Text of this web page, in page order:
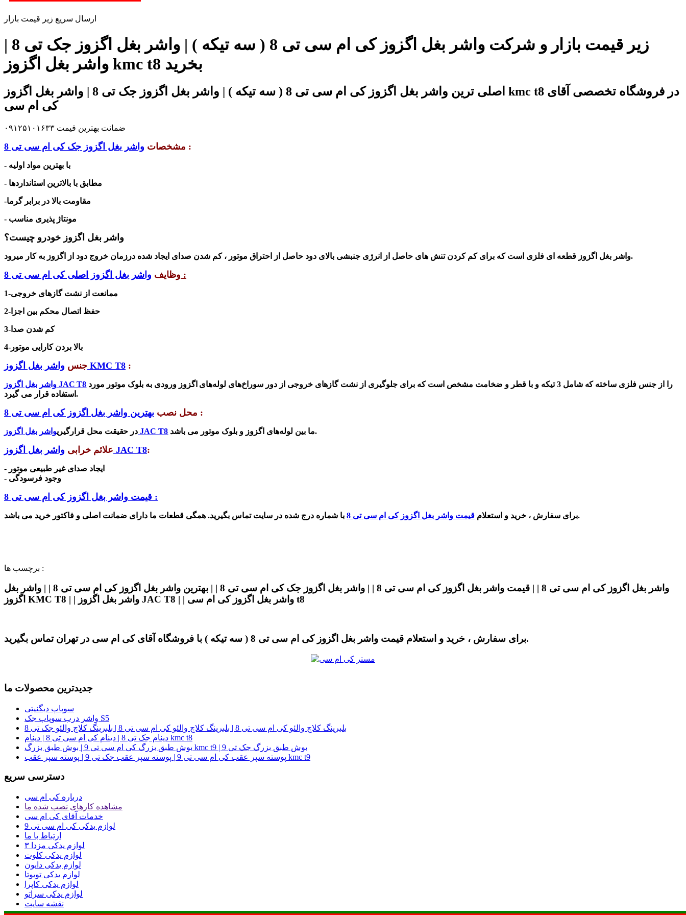
ارسال سریع زیر قیمت بازار
زیر قیمت بازار و شرکت واشر بغل اگزوز کی ام سی تی 8 ( سه تیکه ) | واشر بغل اگزوز جک تی 8 |
واشر بغل اگزوز kmc t8 بخرید
اصلی ترین واشر بغل اگزوز کی ام سی تی 8 ( سه تیکه ) | واشر بغل اگزوز جک تی 8 | واشر بغل اگزوز kmc t8 در فروشگاه تخصصی آقای
کی ام سی
ضمانت بهترین قیمت ۰۹۱۲۵۱۰۱۶۳۳
مشخصات واشر بغل اگزوز جک کی ام سی تی 8 :
- مطابق با بالاترین استانداردها
- مونتاژ پذیری مناسب
واشر بغل اگزوز خودرو چیست؟
واشر بغل اگزوز قطعه ای فلزی است که برای کم کردن تنش های حاصل از انرژی جنبشی بالای دود حاصل از احتراق موتور ، کم شدن صدای ایجاد شده درزمان خروج دود از اگزوز به کار میرود.
وظایف واشر بغل اگزوز اصلی کی ام سی تی 8 :
1-ممانعت از نشت گازهای خروجی
2-حفظ اتصال محکم بین اجزا
3-کم شدن صدا
4-بالا بردن کارایی موتور
جنس واشر بغل اگزوز KMC T8 :
واشر بغل اگزوز JAC T8
استفاده قرار می گیرد.
محل نصببهترین واشر بغل اگزوز کی ام سی تی 8 :
در حقیقت محل قرارگیری واشر بغل اگزوز JAC T8 ما بین لوله‌های اگزوز و بلوک موتور می باشد.
علائم خرابی واشر بغل اگزوز JAC T8:
- ایجاد صدای غیر طبیعی موتور
- وجود فرسودگی
قیمت واشر بغل اگزوز کی ام سی تی 8 :
برای سفارش ، خرید و استعلام قیمت واشر بغل اگزوز کی ام سی تی 8 با شماره درج شده در سایت تماس بگیرید. همگی قطعات ما دارای ضمانت اصلی و فاکتور خرید می باشد.
برچسب ها :
واشر بغل اگزوز کی ام سی تی 8 | | قیمت واشر بغل اگزوز کی ام سی تی 8 | | واشر بغل اگزوز جک کی ام سی تی 8 | | بهترین واشر بغل اگزوز کی ام سی تی 8 | | واشر بغل
اگزوز KMC T8 | | واشر بغل اگزوز JAC T8 | | واشر بغل اگزوز کی ام سی t8
برای سفارش ، خرید و استعلام قیمت واشر بغل اگزوز کی ام سی تی 8 ( سه تیکه ) با فروشگاه آقای کی ام سی در تهران تماس بگیرید.
جدیدترین محصولات ما
سوپاپ دیگنیتی
واشر درب سوپاپ جک S5
بلبرینگ کلاچ والئو کی ام سی تی 8 | بلبرینگ کلاچ والئو کی ام سی تی 8 | بلبرینگ کلاچ والئو جک تی 8
دینام جک تی 8 | دینام کی ام سی تی 8 | دینام kmc t8
بوش طبق بزرگ کی ام سی تی 9 | بوش طبق بزرگ kmc t9 | بوش طبق بزرگ جک تی 9
پوسته سپر عقب کی ام سی تی 9 | پوسته سپر عقب جک تی 9 | پوسته سپر عقب kmc t9
دسترسی سریع
درباره کی ام سی
مشاهده کارهای نصب شده ما
خدمات آقای کی ام سی
لوازم یدکی کی ام سی تی 9
ارتباط با ما
لوازم یدکی مزدا ۳
لوازم یدکی کلوت
لوازم یدکی دایون
لوازم یدکی تویوتا
لوازم یدکی کاپرا
لوازم یدکی سراتو
نقشه سایت